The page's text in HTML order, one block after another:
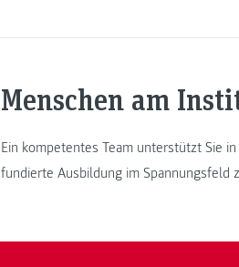
Menschen am
Ein kompetentes Team unterstützt Sie
fundierte Ausbildung im Spannungsfeld